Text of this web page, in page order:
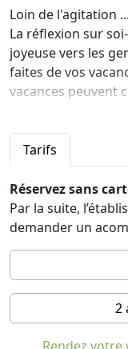
Loin de l'agitation ...
La réflexion sur
joyeuse vers les
faites de vos
vacances peuvent
Nous
respirer un air pur
heures et
C'est pourquoi il
nous de protéger
d'énergie pour les
label écologique
une utilisation
comprend une
spécialement
douce et le
Tarifs
Réservez sans
Par la suite,
demander un
2